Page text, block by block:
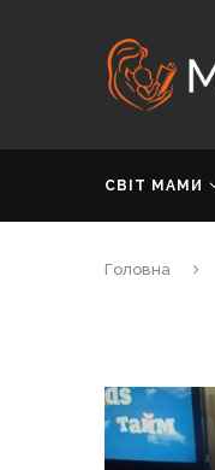
СВІТ МАМИ
Головна